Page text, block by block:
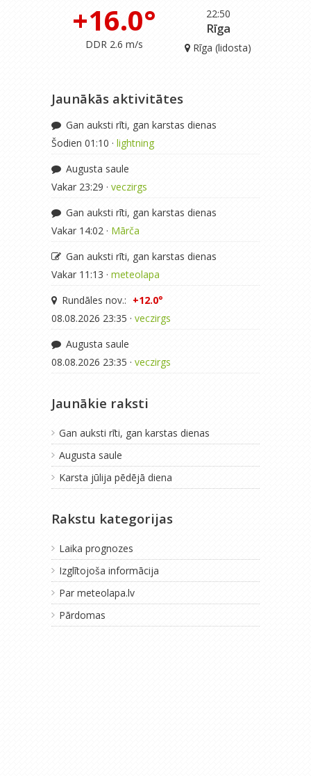
22:50
+16.0°
DDR 2.6 m/s
Rīga
Rīga (lidosta)
Jaunākās aktivitātes
Gan auksti rīti, gan karstas dienas
Šodien 01:10 · lightning
Augusta saule
Vakar 23:29 · veczirgs
Gan auksti rīti, gan karstas dienas
Vakar 14:02 · Mārča
Gan auksti rīti, gan karstas dienas
Vakar 11:13 · meteolapa
Rundāles nov.: +12.0°
08.08.2026 23:35 · veczirgs
Augusta saule
08.08.2026 23:35 · veczirgs
Jaunākie raksti
Gan auksti rīti, gan karstas dienas
Augusta saule
Karsta jūlija pēdējā diena
Rakstu kategorijas
Laika prognozes
Izglītojoša informācija
Par meteolapa.lv
Pārdomas